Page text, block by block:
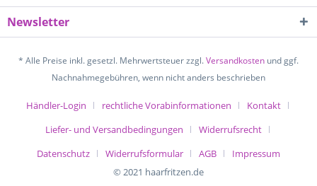
Newsletter
* Alle Preise inkl. gesetzl. Mehrwertsteuer zzgl.Versandkosten und ggf.
Nachnahmegebühren, wenn nicht anders beschrieben
Händler-Login rechtliche Vorabinformationen
Kontakt
Liefer- und Versandbedingungen
Widerrufsrecht
Datenschutz
Widerrufsformular AGB
Impressum
© 2021 haarfritzen.de